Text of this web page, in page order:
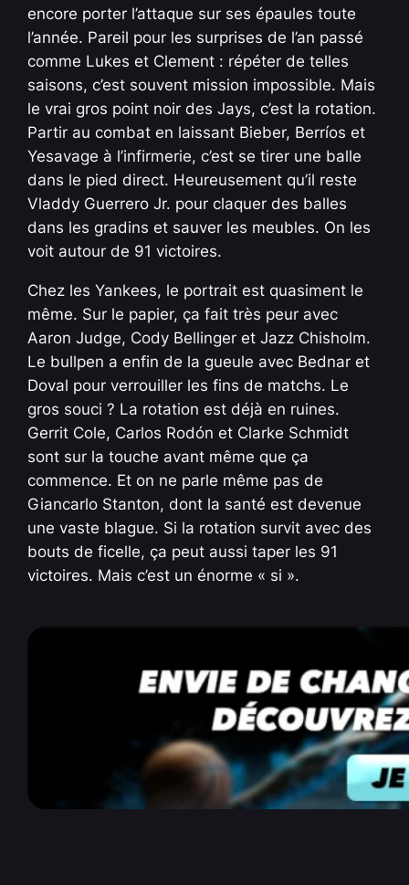
encore porter l’attaque sur ses épaules toute
l’année. Pareil pour les surprises de l’an passé
comme Lukes et Clement : répéter de telles
saisons, c’est souvent mission impossible. Mais
le vrai gros point noir des Jays, c’est la rotation.
Partir au combat en laissant Bieber, Berríos et
Yesavage à l’infirmerie, c’est se tirer une balle
dans le pied direct. Heureusement qu’il reste
Vladdy Guerrero Jr. pour claquer des balles
dans les gradins et sauver les meubles. On les
voit autour de 91 victoires.
Chez les Yankees, le portrait est quasiment le
même. Sur le papier, ça fait très peur avec
Aaron Judge, Cody Bellinger et Jazz Chisholm.
Le bullpen a enfin de la gueule avec Bednar et
Doval pour verrouiller les fins de matchs. Le
gros souci ? La rotation est déjà en ruines.
Gerrit Cole, Carlos Rodón et Clarke Schmidt
sont sur la touche avant même que ça
commence. Et on ne parle même pas de
Giancarlo Stanton, dont la santé est devenue
une vaste blague. Si la rotation survit avec des
bouts de ficelle, ça peut aussi taper les 91
victoires. Mais c’est un énorme « si ».